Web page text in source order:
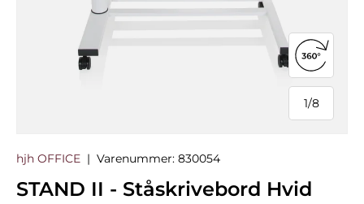
1/
af
8
Åbn
hjh OFFICE | Varenummer: 830054
STAND II - Ståskrivebord Hvid